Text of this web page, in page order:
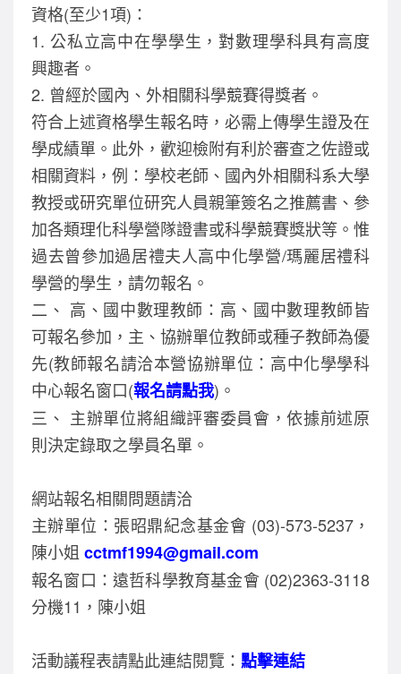
資格(至少1項)：
1. 公私立高中在學學生，對數理學科具有高度
興趣者。
2. 曾經於國內、外相關科學競賽得獎者。
符合上述資格學生報名時，必需上傳學生證及在
學成績單。此外，歡迎檢附有利於審查之佐證或
相關資料，例：學校老師、國內外相關科系大學
教授或研究單位研究人員親筆簽名之推薦書、參
加各類理化科學營隊證書或科學競賽獎狀等。惟
過去曾參加過居禮夫人高中化學營/瑪麗居禮科
學營的學生，請勿報名。
二、 高、國中數理教師：高、國中數理教師皆
可報名參加，主、協辦單位教師或種子教師為優
先(教師報名請洽本營協辦單位：高中化學學科
中心報名窗口(報名請點我)。
三、 主辦單位將組織評審委員會，依據前述原
則決定錄取之學員名單。
網站報名相關問題請洽
主辦單位：張昭鼎紀念基金會 (03)-573-5237，
陳小姐 cctmf1994@gmail.com
報名窗口：遠哲科學教育基金會 (02)2363-3118
分機11，陳小姐
活動議程表請點此連結閱覽： 點擊連結